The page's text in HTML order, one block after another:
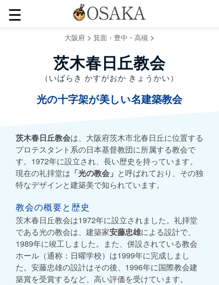
☰
大阪府 > 箕面・豊中・高槻 >
茨木春日丘教会
（いばらき かすがおか きょうかい）
光の十字架が美しい名建築教会
茨木春日丘教会は、大阪府茨木市北春日丘に位置する
プロテスタント系の日本基督教団に所属する教会で
す。1972年に設立され、長い歴史を持っています。
現在の礼拝堂は 「光の教会」 と呼ばれており、その独
特なデザインと建築美で知られています。
教会の概要と歴史
茨木春日丘教会は1972年に設立されました。礼拝堂
である光の教会は、建築家安藤忠雄による設計で、
1989年に竣工しました。また、併設されている教会
ホール（通称：日曜学校）は1999年に完成しまし
た。安藤忠雄の設計はその後、1996年に国際教会建
築賞を受賞するなど、高い評価を受けています。